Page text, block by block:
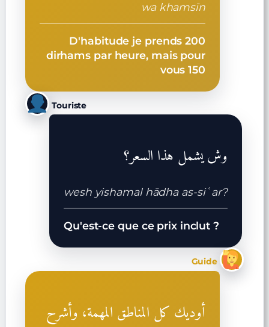
wa khamsīn
D'habitude je prends 200
dirhams par heure, mais pour
vous 150
Touriste
وش يشمل هذا السعر؟
wesh yishamal hādha as-siʿar?
Qu'est-ce que ce prix inclut ?
Guide
أوديك كل المناطق المهمة، وأشرح